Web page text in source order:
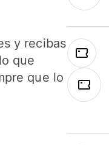
y recibas
que
que lo